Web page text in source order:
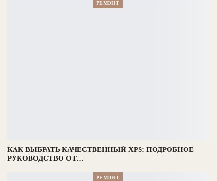
РЕМОНТ
КАК ВЫБРАТЬ КАЧЕСТВЕННЫЙ XPS: ПОДРОБНОЕ
РУКОВОДСТВО ОТ…
РЕМОНТ